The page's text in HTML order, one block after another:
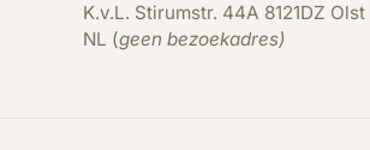
K.v.L. Stirumstr. 44A 8121DZ Olst
NL (geen bezoekadres)